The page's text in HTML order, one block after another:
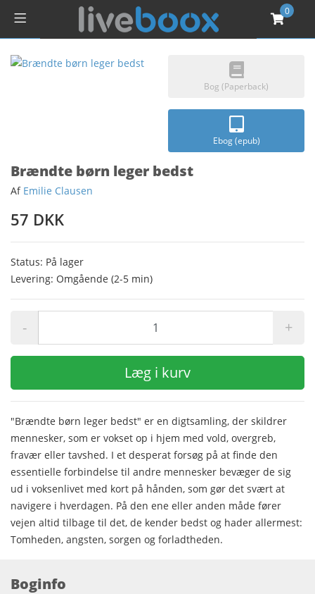
0
Bog (Paperback)
Ebog (epub)
Brændte børn leger bedst
Af Emilie Clausen
57 DKK
Status: På lager
Levering: Omgående (2-5 min)
- +
Læg i kurv
"Brændte børn leger bedst" er en digtsamling, der skildrer
mennesker, som er vokset op i hjem med vold, overgreb,
fravær eller tavshed. I et desperat forsøg på at finde den
essentielle forbindelse til andre mennesker bevæger de sig
ud i voksenlivet med kort på hånden, som gør det svært at
navigere i hverdagen. På den ene eller anden måde fører
vejen altid tilbage til det, de kender bedst og hader allermest:
Tomheden, angsten, sorgen og forladtheden.
Boginfo